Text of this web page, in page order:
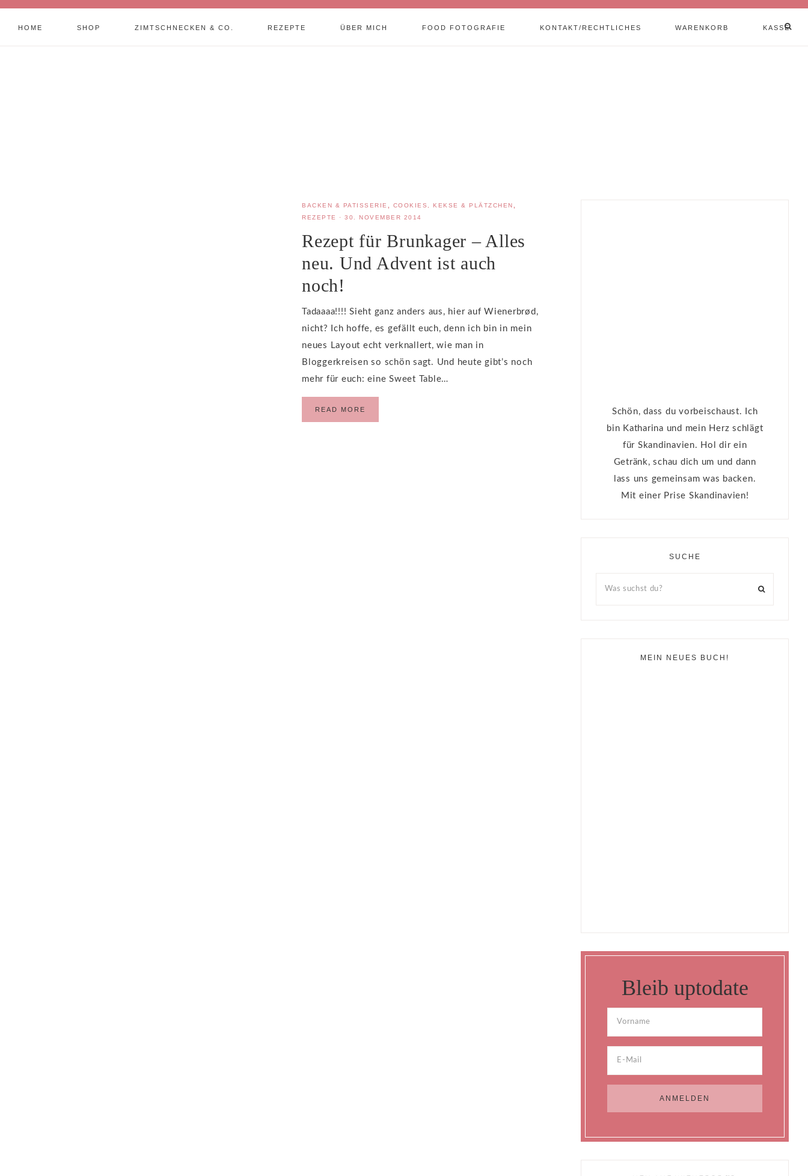
HOME SHOP ZIMTSCHNECKEN & CO. REZEPTE ÜBER MICH FOOD FOTOGRAFIE KONTAKT/RECHTLICHES WARENKORB KASSE
BACKEN & PATISSERIE COOKIES, KEKSE & PLÄTZCHEN
REZEPTE
· 30. NOVEMBER 2014
Rezept für Brunkager – Alles
neu. Und Advent ist auch
noch!
Tadaaaa!!!! Sieht ganz anders aus, hier auf Wienerbrød,
nicht? Ich hoffe, es gefällt euch, denn ich bin in mein
neues Layout echt verknallert, wie man in
Bloggerkreisen so schön sagt. Und heute gibt’s noch
mehr für euch: eine Sweet Table…
READ MORE
Schön, dass du vorbeischaust. Ich
bin Katharina und mein Herz schlägt
für Skandinavien. Hol dir ein
Getränk, schau dich um und dann
lass uns gemeinsam was backen.
Mit einer Prise Skandinavien!
SUCHE
MEIN NEUES BUCH!
Bleib uptodate